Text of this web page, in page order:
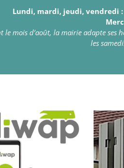
Lundi, mardi, jeudi, vendredi
le mois d’août, la mairie adapte ses
les